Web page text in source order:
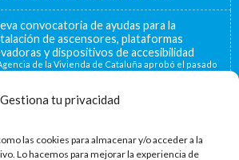
Gestiona tu privacidad
las cookies para almacenar y/o acceder a la
Lo hacemos para mejorar la experiencia de
convocatoria de ayudas para la
de ascensores, plataformas
y dispositivos de accesibilidad
de la Vivienda de Cataluña aprobó el pasado
noviembre de...
accesibilidad universal es una prioridad